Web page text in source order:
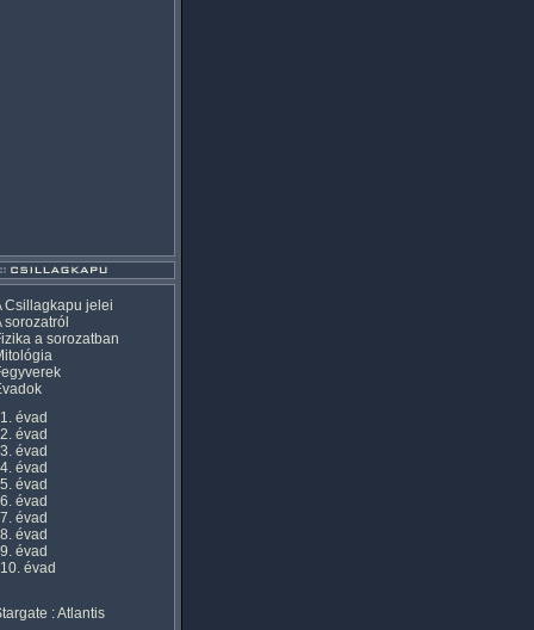
Csillagkapu jelei
sorozatról
a sorozatban
1. évad
2. évad
3. évad
4. évad
5. évad
6. évad
7. évad
8. évad
9. évad
10. évad
: Atlantis